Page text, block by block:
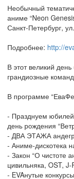
Необычный
аниме “Neon
Санкт-Петербург,
Подробнее: http://
В этот великий
грандиозные
В программе
- Празднуем
день рождения
- ДВА ЭТАЖА
- Аниме-дискотека
- Закон “О чистоте
цивильняка, OST,
- EVAнутые конкурсы